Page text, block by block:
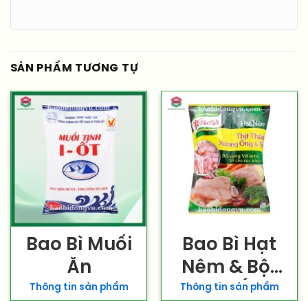
SẢN PHẨM TƯƠNG TỰ
Bao Bì Muối
Ăn
Thông tin sản phẩm
Bao Bì Hạt
Nêm & Bột
Ngọt (Mì
Thông tin sản phẩm